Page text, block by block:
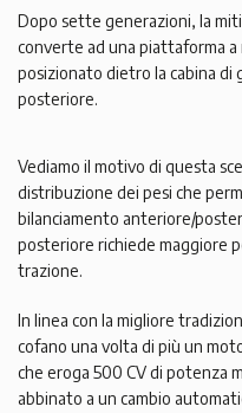
Dopo sette generazioni, la
converte ad una piattaforma
posizionato dietro la cabina di
posteriore.
Vediamo il motivo di questa
distribuzione dei pesi che
bilanciamento anteriore/
posteriore richiede maggiore
trazione.
In linea con la migliore
cofano una volta di più un
che eroga 500 CV di potenza
abbinato a un cambio